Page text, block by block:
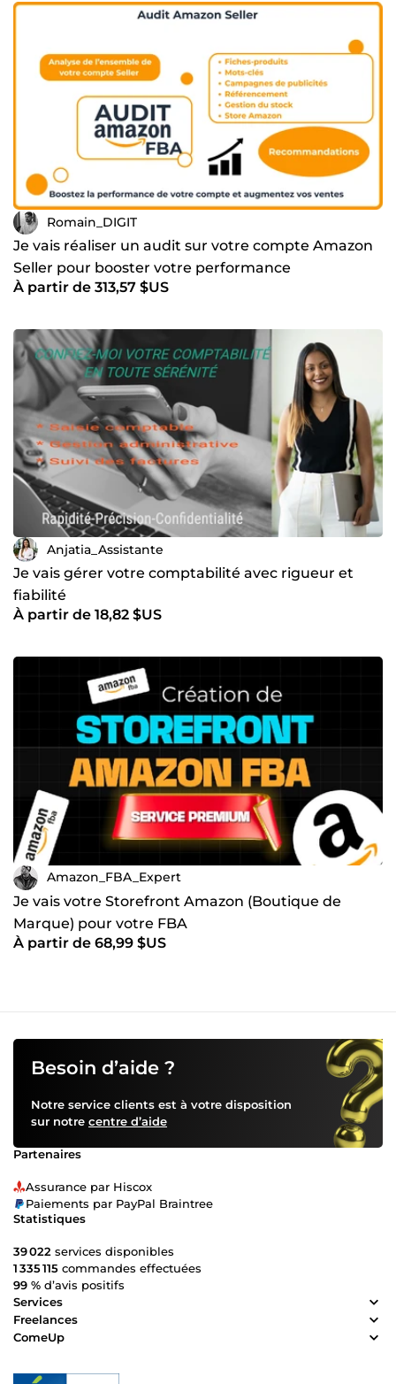
Romain_DIGIT
Je vais réaliser un audit sur votre compte Amazon
Seller pour booster votre performance
À partir de 313,57 $US
Anjatia_Assistante
Je vais gérer votre comptabilité avec rigueur et
fiabilité
À partir de 18,82 $US
Amazon_FBA_Expert
Je vais votre Storefront Amazon (Boutique de
Marque) pour votre FBA
À partir de 68,99 $US
Besoin d’aide ?
Notre service clients est à votre disposition
sur notre centre d’aide
Partenaires
Assurance par Hiscox
Paiements par PayPal Braintree
Statistiques
39 022 services disponibles
1 335 115 commandes effectuées
99 % d’avis positifs
Services
Freelances
ComeUp